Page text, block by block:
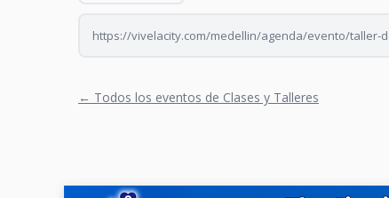
https://vivelacity.com/medellin/agenda/evento/taller-
← Todos los eventos de Clases y Talleres